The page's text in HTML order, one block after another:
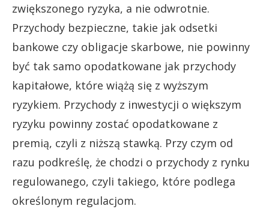
zwiększonego ryzyka, a nie odwrotnie.
Przychody bezpieczne, takie jak odsetki
bankowe czy obligacje skarbowe, nie powinny
być tak samo opodatkowane jak przychody
kapitałowe, które wiążą się z wyższym
ryzykiem. Przychody z inwestycji o większym
ryzyku powinny zostać opodatkowane z
premią, czyli z niższą stawką. Przy czym od
razu podkreślę, że chodzi o przychody z rynku
regulowanego, czyli takiego, które podlega
określonym regulacjom.